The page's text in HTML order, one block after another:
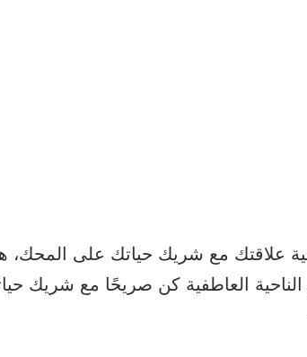
تموز – 22 آب، من الناحية العاطفية علاقتك مع شريك حياتك
العاطفية كن صريحًا مع شريك